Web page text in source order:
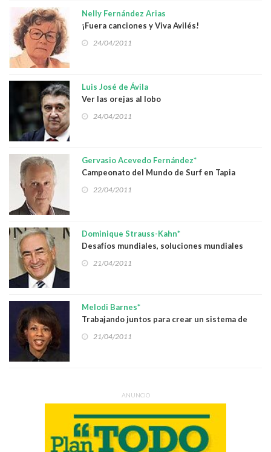
Nelly Fernández Arias
¡Fuera canciones y Viva Avilés!
24/04/2011
Luis José de Ávila
Ver las orejas al lobo
24/04/2011
Gervasio Acevedo Fernández*
Campeonato del Mundo de Surf en Tapia
22/04/2011
Dominique Strauss-Kahn*
Desafíos mundiales, soluciones mundiales
21/04/2011
Melodi Barnes*
Trabajando juntos para crear un sistema de
inmigración para el siglo XXI
21/04/2011
ANUNCIO